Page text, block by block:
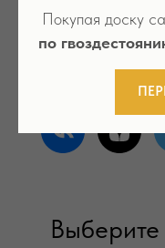
Покупая доску
по
Выберите